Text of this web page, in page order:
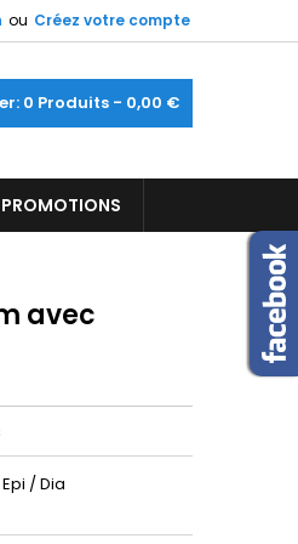
ou Créez votre compte
0 Produits - 0,00 €
PROMOTIONS
avec
/ Dia